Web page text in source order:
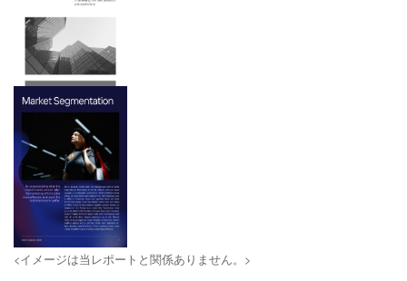
<イメージは当レポートと関係ありません。>